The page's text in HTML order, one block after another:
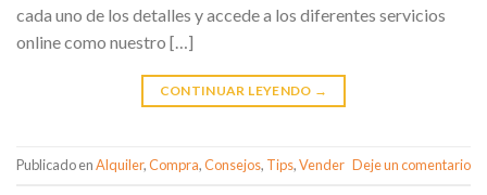
cada uno de los detalles y accede a los diferentes servicios
online como nuestro […]
CONTINUAR LEYENDO →
Publicado enAlquiler,Compra,Consejos, Tips,Vender Deje un comentario